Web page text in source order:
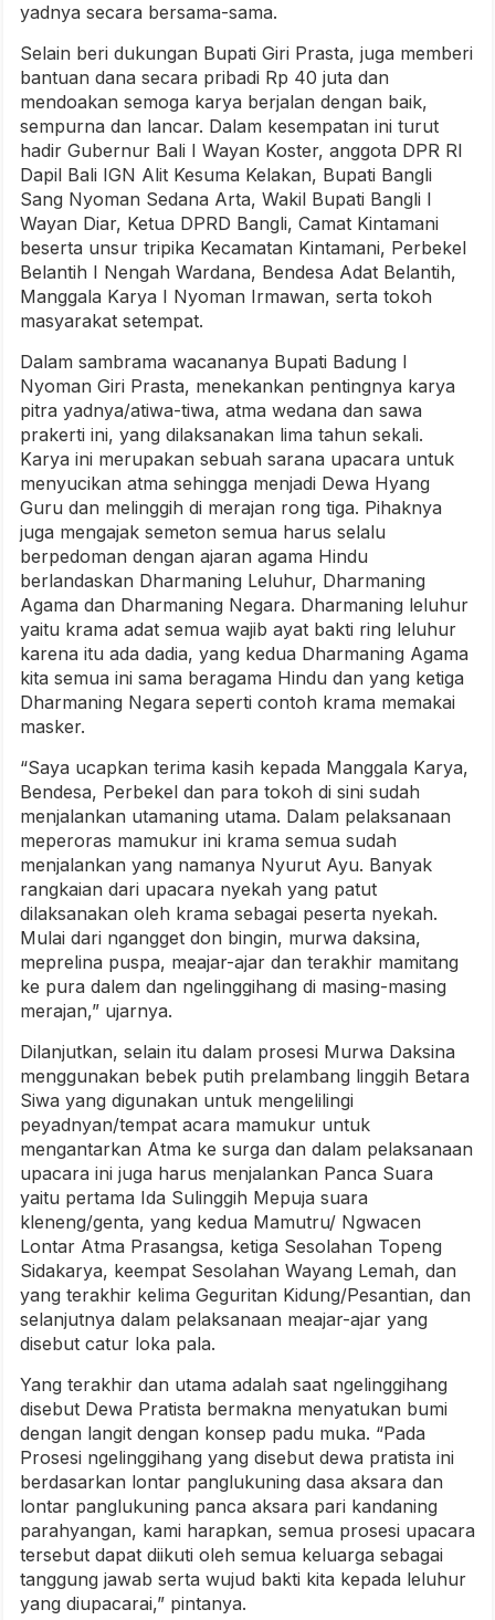
yadnya secara bersama-sama.
Selain beri dukungan Bupati Giri Prasta, juga memberi
bantuan dana secara pribadi Rp 40 juta dan
mendoakan semoga karya berjalan dengan baik,
sempurna dan lancar. Dalam kesempatan ini turut
hadir Gubernur Bali I Wayan Koster, anggota DPR RI
Dapil Bali IGN Alit Kesuma Kelakan, Bupati Bangli
Sang Nyoman Sedana Arta, Wakil Bupati Bangli I
Wayan Diar, Ketua DPRD Bangli, Camat Kintamani
beserta unsur tripika Kecamatan Kintamani, Perbekel
Belantih I Nengah Wardana, Bendesa Adat Belantih,
Manggala Karya I Nyoman Irmawan, serta tokoh
masyarakat setempat.
Dalam sambrama wacananya Bupati Badung I
Nyoman Giri Prasta, menekankan pentingnya karya
pitra yadnya/atiwa-tiwa, atma wedana dan sawa
prakerti ini, yang dilaksanakan lima tahun sekali.
Karya ini merupakan sebuah sarana upacara untuk
menyucikan atma sehingga menjadi Dewa Hyang
Guru dan melinggih di merajan rong tiga. Pihaknya
juga mengajak semeton semua harus selalu
berpedoman dengan ajaran agama Hindu
berlandaskan Dharmaning Leluhur, Dharmaning
Agama dan Dharmaning Negara. Dharmaning leluhur
yaitu krama adat semua wajib ayat bakti ring leluhur
karena itu ada dadia, yang kedua Dharmaning Agama
kita semua ini sama beragama Hindu dan yang ketiga
Dharmaning Negara seperti contoh krama memakai
masker.
“Saya ucapkan terima kasih kepada Manggala Karya,
Bendesa, Perbekel dan para tokoh di sini sudah
menjalankan utamaning utama. Dalam pelaksanaan
meperoras mamukur ini krama semua sudah
menjalankan yang namanya Nyurut Ayu. Banyak
rangkaian dari upacara nyekah yang patut
dilaksanakan oleh krama sebagai peserta nyekah.
Mulai dari ngangget don bingin, murwa daksina,
meprelina puspa, meajar-ajar dan terakhir mamitang
ke pura dalem dan ngelinggihang di masing-masing
merajan,” ujarnya.
Dilanjutkan, selain itu dalam prosesi Murwa Daksina
menggunakan bebek putih prelambang linggih Betara
Siwa yang digunakan untuk mengelilingi
peyadnyan/tempat acara mamukur untuk
mengantarkan Atma ke surga dan dalam pelaksanaan
upacara ini juga harus menjalankan Panca Suara
yaitu pertama Ida Sulinggih Mepuja suara
kleneng/genta, yang kedua Mamutru/ Ngwacen
Lontar Atma Prasangsa, ketiga Sesolahan Topeng
Sidakarya, keempat Sesolahan Wayang Lemah, dan
yang terakhir kelima Geguritan Kidung/Pesantian, dan
selanjutnya dalam pelaksanaan meajar-ajar yang
disebut catur loka pala.
Yang terakhir dan utama adalah saat ngelinggihang
disebut Dewa Pratista bermakna menyatukan bumi
dengan langit dengan konsep padu muka. “Pada
Prosesi ngelinggihang yang disebut dewa pratista ini
berdasarkan lontar panglukuning dasa aksara dan
lontar panglukuning panca aksara pari kandaning
parahyangan, kami harapkan, semua prosesi upacara
tersebut dapat diikuti oleh semua keluarga sebagai
tanggung jawab serta wujud bakti kita kepada leluhur
yang diupacarai,” pintanya.